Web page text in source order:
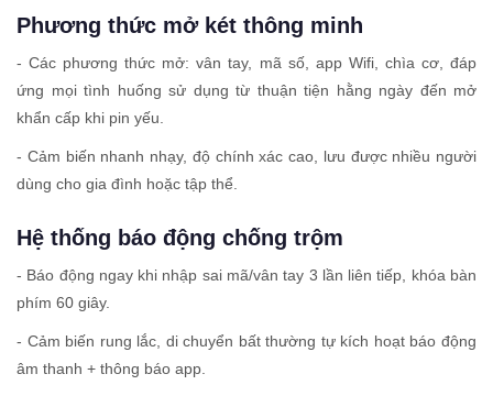
Phương thức mở két thông minh
- Các phương thức mở: vân tay, mã số, app Wifi, chìa cơ, đáp
ứng mọi tình huống sử dụng từ thuận tiện hằng ngày đến mở
khẩn cấp khi pin yếu.
- Cảm biến nhanh nhạy, độ chính xác cao, lưu được nhiều người
dùng cho gia đình hoặc tập thể.
Hệ thống báo động chống trộm
- Báo động ngay khi nhập sai mã/vân tay 3 lần liên tiếp, khóa bàn
phím 60 giây.
- Cảm biến rung lắc, di chuyển bất thường tự kích hoạt báo động
âm thanh + thông báo app.